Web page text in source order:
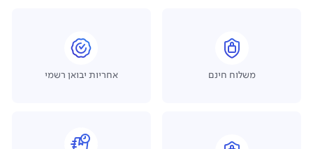
משלוח חינם אחריות יבואן רשמי